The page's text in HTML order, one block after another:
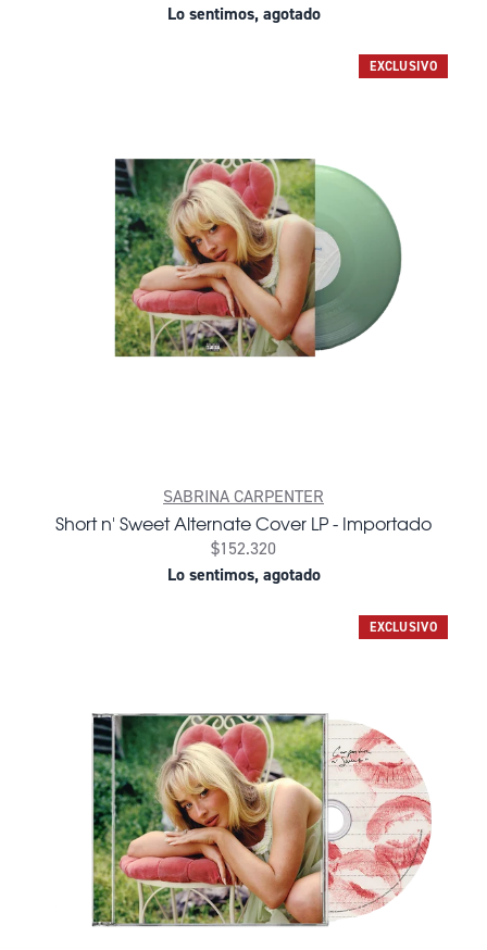
Lo sentimos, agotado
EXCLUSIVO
SABRINA CARPENTER
Short n' Sweet Alternate Cover LP - Importado
$152.320
Lo sentimos, agotado
EXCLUSIVO